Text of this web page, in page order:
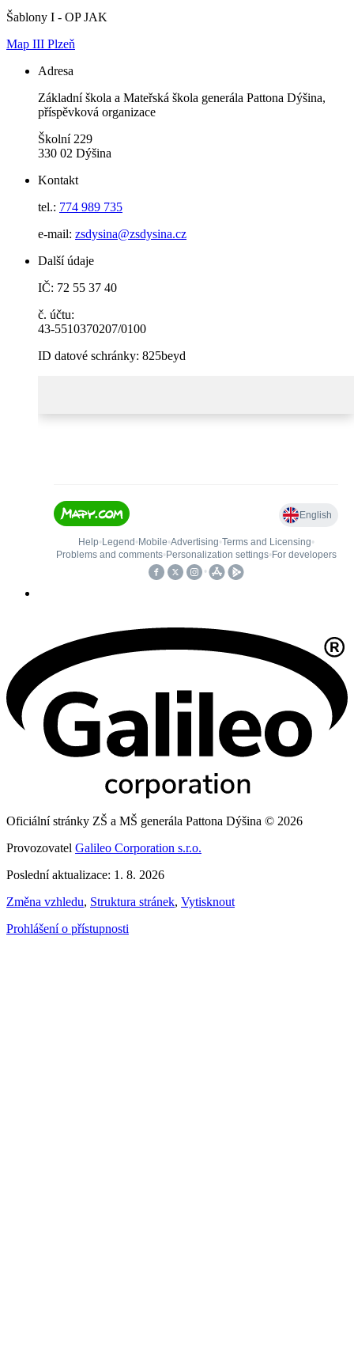
Šablony I - OP JAK
Map III Plzeň
Adresa
Základní škola a Mateřská škola generála Pattona Dýšina,
příspěvková organizace
Školní 229
330 02 Dýšina
Kontakt
tel.: 774 989 735
e-mail: zsdysina@zsdysina.cz
Další údaje
IČ: 72 55 37 40
č. účtu:
43-5510370207/0100
ID datové schránky: 825beyd
Oficiální stránky ZŠ a MŠ generála Pattona Dýšina © 2026
Provozovatel Galileo Corporation s.r.o.
Poslední aktualizace: 1. 8. 2026
Změna vzhledu, Struktura stránek, Vytisknout
Prohlášení o přístupnosti